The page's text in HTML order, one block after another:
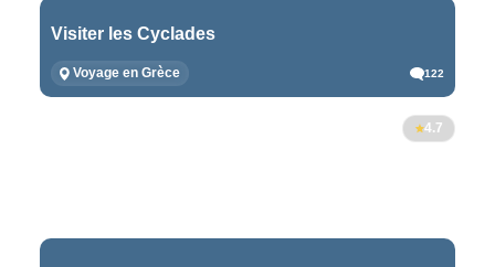
Visiter les Cyclades
Voyage en Grèce 122
4.7